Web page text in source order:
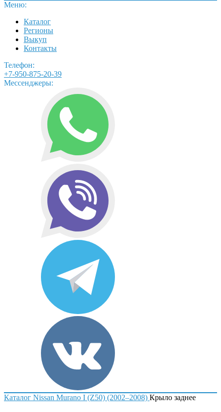
Меню:
Каталог
Регионы
Выкуп
Контакты
Телефон:
+7-950-875-20-39
Мессенджеры:
Каталог Nissan Murano I (Z50) (2002–2008) Крыло заднее